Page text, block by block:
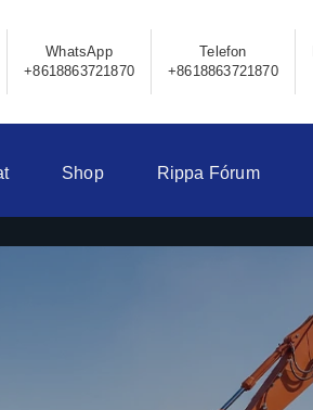
WhatsApp
+8618863721870
Telefon
+8618863721870
Shop Rippa Fórum